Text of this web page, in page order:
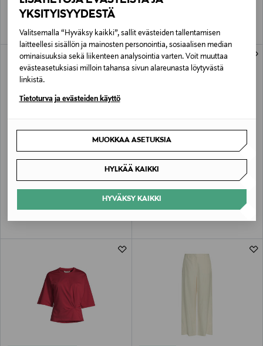
YKSITYISYYDESTÄ
Valitsemalla “Hyväksy kaikki”, sallit evästeiden tallentamisen
laitteellesi sisällön ja mainosten personointia, sosiaalisen median
ominaisuuksia sekä liikenteen analysointia varten. Voit muuttaa
evästeasetuksiasi milloin tahansa sivun alareunasta löytyvästä
linkistä.
Tietoturva ja evästeiden käyttö
MUOKKAA ASETUKSIA
HYLKÄÄ KAIKKI
HYVÄKSY KAIKKI
Original Price
59,95 €
MSCH COPENHAGEN
Discounted Price
47,90 € Original Price
79,95 €